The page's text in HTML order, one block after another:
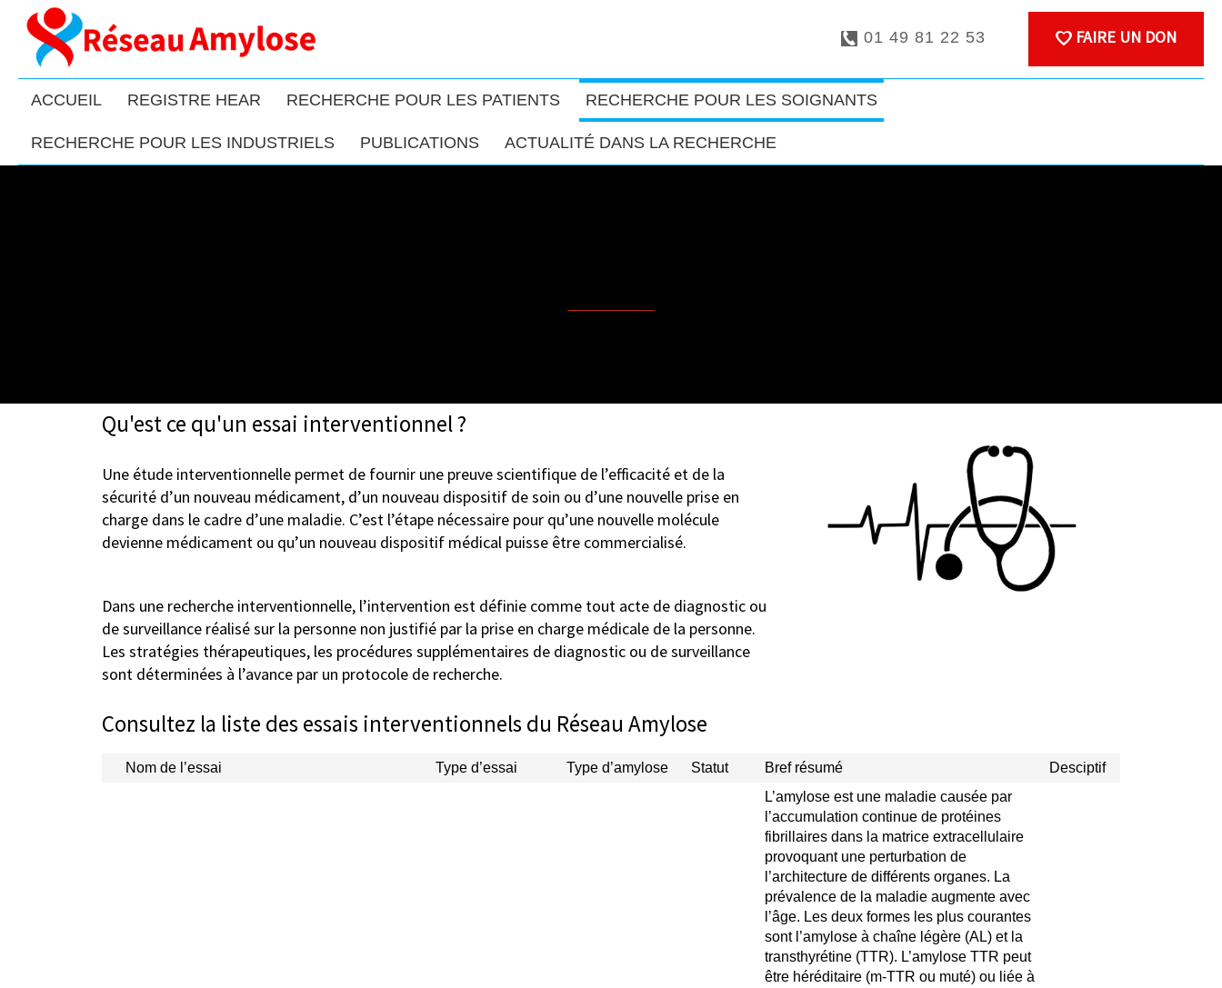
FAIRE UN DON
01 49 81 22 53
ACCUEIL REGISTRE HEAR RECHERCHE POUR LES PATIENTS RECHERCHE POUR LES SOIGNANTS
RECHERCHE POUR LES INDUSTRIELS PUBLICATIONS ACTUALITÉ DANS LA RECHERCHE
Qu'est ce qu'un essai interventionnel ?
Une étude interventionnelle permet de fournir une preuve scientifique de l’efficacité et de la
sécurité d’un nouveau médicament, d’un nouveau dispositif de soin ou d’une nouvelle prise en
charge dans le cadre d’une maladie. C’est l’étape nécessaire pour qu’une nouvelle molécule
devienne médicament ou qu’un nouveau dispositif médical puisse être commercialisé.
Dans une recherche interventionnelle, l’intervention est définie comme tout acte de diagnostic ou
de surveillance réalisé sur la personne non justifié par la prise en charge médicale de la personne.
Les stratégies thérapeutiques, les procédures supplémentaires de diagnostic ou de surveillance
sont déterminées à l’avance par un protocole de recherche.
Consultez la liste des essais interventionnels du Réseau Amylose
Nom de l’essai Type d’essai Type d’amylose Statut Bref résumé Desciptif
L’amylose est une maladie causée par
l’accumulation continue de protéines
fibrillaires dans la matrice extracellulaire
provoquant une perturbation de
l’architecture de différents organes. La
prévalence de la maladie augmente avec
l’âge. Les deux formes les plus courantes
sont l’amylose à chaîne légère (AL) et la
transthyrétine (TTR). L’amylose TTR peut
être héréditaire (m-TTR ou muté) ou liée à